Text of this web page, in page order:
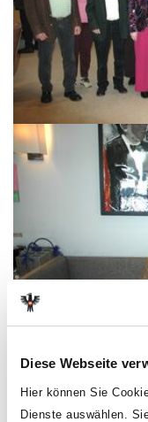
Diese Webseite
Hier können Sie
Dienste auswählen.